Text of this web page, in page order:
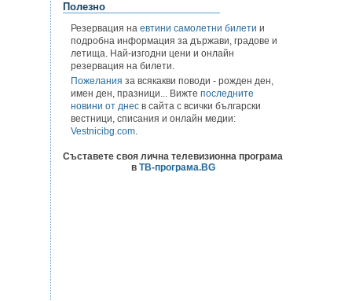
Полезно
Резервация на евтини самолетни билети и
подробна информация за държави, градове и
летища. Най-изгодни цени и онлайн
резервация на билети.
Пожелания за всякакви поводи - рожден ден,
имен ден, празници... Вижте последните
новини от днес в сайта с всички български
вестници, списания и онлайн медии:
Vestnicibg.com.
Съставете своя лична телевизионна програма
в ТВ-програма.BG